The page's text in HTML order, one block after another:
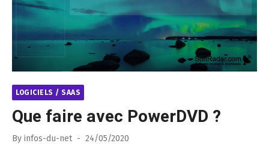
LOGICIELS / SAAS
Que faire avec PowerDVD ?
By infos-du-net
Posted
24/05/2020